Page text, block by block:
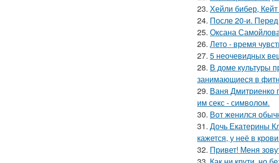
23. Хейли бибер,
24. После 20-и. Перед
25. Оксана
26. Лето - время
27. 5 неочевидных
28. В доме культуры
занимающиеся в
29. Ваня Дмитриенко
им секс - символом.
30. Вот женился
31. Дочь Екатерины
кажется, у неё в
32. Привет! Меня